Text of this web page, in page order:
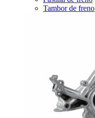
Tambor de freno